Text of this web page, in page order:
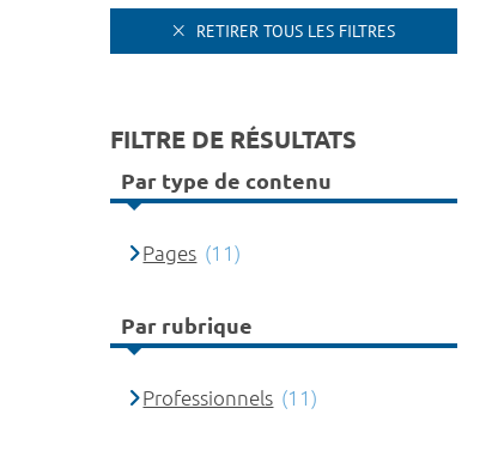
RETIRER TOUS LES FILTRES
FILTRE DE RÉSULTATS
Par type de contenu
Pages (11)
Par rubrique
Professionnels (11)